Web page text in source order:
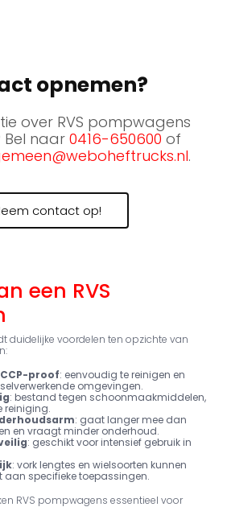
opnemen?
over RVS pompwagens
naar 0416-650600 of
.
contact op!
een RVS
duidelijke voordelen ten opzichte van
proof: eenvoudig te reinigen en
omgevingen.
: bestand tegen schoonmaakmiddelen,
reiniging.
: gaat langer mee dan
en vraagt minder onderhoud.
: geschikt voor intensief gebruik in
: vork lengtes en wielsoorten kunnen
specifieke toepassingen.
RVS pompwagens essentieel voor